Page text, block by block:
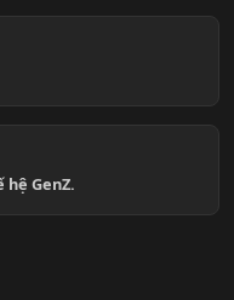
hệ GenZ.